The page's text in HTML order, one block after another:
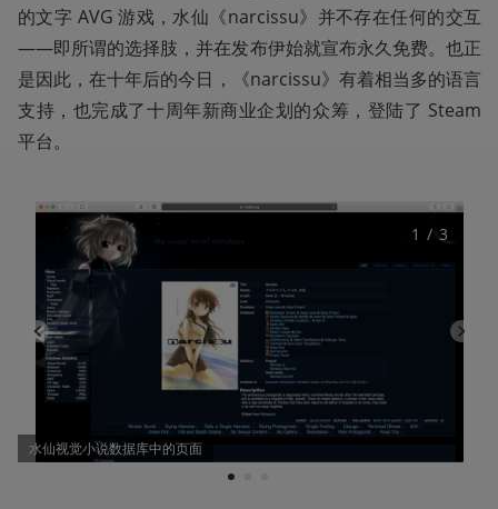
的文字 AVG 游戏，水仙《narcissu》并不存在任何的交互
——即所谓的选择肢，并在发布伊始就宣布永久免费。也正
是因此，在十年后的今日，《narcissu》有着相当多的语言
支持，也完成了十周年新商业企划的众筹，登陆了 Steam
平台。
水仙视觉小说数据库中的页面
1
1 / 3